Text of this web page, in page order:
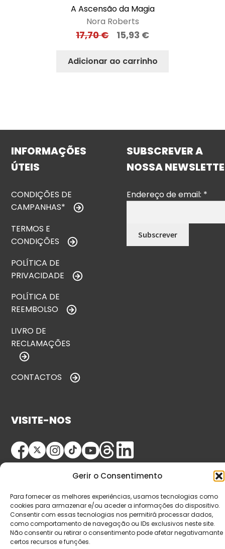
Gerir o Consentimento
Para fornecer as melhores experiências, usamos tecnologias como
cookies para armazenar e/ou aceder a informações do dispositivo.
Consentir com essas tecnologias nos permitirá processar dados,
como comportamento de navegação ou IDs exclusivos neste site.
Não consentir ou retirar o consentimento pode afetar negativamante
certos recursos e funções.
A Ascensão da Magia
Nora Roberts
17,70€ 15,93 €
Adicionar ao carrinho
INFORMAÇÕES
ÚTEIS
CONDIÇÕES DE
CAMPANHAS*
TERMOS E
CONDIÇÕES
POLÍTICA DE
PRIVACIDADE
POLÍTICA DE
REEMBOLSO
LIVRO DE
RECLAMAÇÕES
CONTACTOS
SUBSCREVER A
NOSSA
Endereço de email: *
VISITE-NOS
© Copyright 2026 Saída de Emergência. Todos os
direitos reservados.